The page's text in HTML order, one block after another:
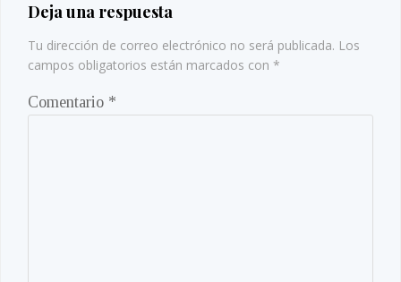
Deja una respuesta
Tu dirección de correo electrónico no será publicada. Los
campos obligatorios están marcados con *
Comentario *